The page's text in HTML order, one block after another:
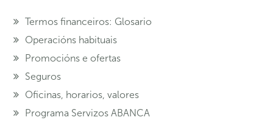
Termos financeiros: Glosario
Operacións habituais
Promocións e ofertas
Seguros
Oficinas, horarios, valores
Programa Servizos ABANCA